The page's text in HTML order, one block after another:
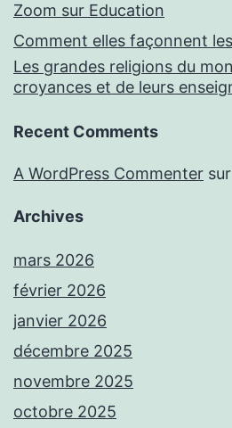
Zoom sur Education
Comment elles façonnent
Les grandes religions du
croyances et de leurs
Recent Comments
A WordPress Commenter sur
Archives
mars 2026
février 2026
janvier 2026
décembre 2025
novembre 2025
octobre 2025